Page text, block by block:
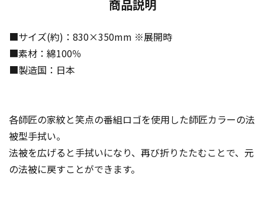
商品説明
■サイズ(約)：830×350mm ※展開時
■素材：綿100％
■製造国：日本
各師匠の家紋と笑点の番組ロゴを使用した師匠カラーの法
被型手拭い。
法被を広げると手拭いになり、再び折りたたむことで、元
の法被に戻すことができます。